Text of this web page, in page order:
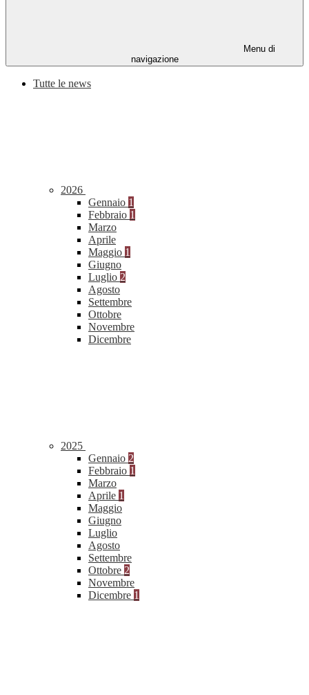
Menu di
navigazione
Tutte le news
2026
Gennaio 1
Febbraio 1
Marzo
Aprile
Maggio 1
Giugno
Luglio 2
Agosto
Settembre
Ottobre
Novembre
Dicembre
2025
Gennaio 2
Febbraio 1
Marzo
Aprile 1
Maggio
Giugno
Luglio
Agosto
Settembre
Ottobre 2
Novembre
Dicembre 1